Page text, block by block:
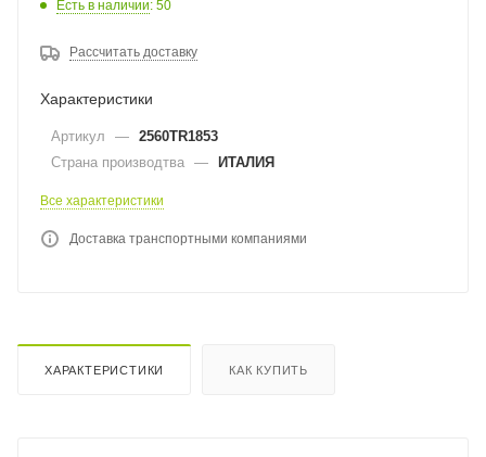
Есть в наличии: 50
Рассчитать доставку
Характеристики
Артикул — 2560TR1853
Страна производтва — ИТАЛИЯ
Все характеристики
Доставка транспортными компаниями
ХАРАКТЕРИСТИКИ КАК КУПИТЬ